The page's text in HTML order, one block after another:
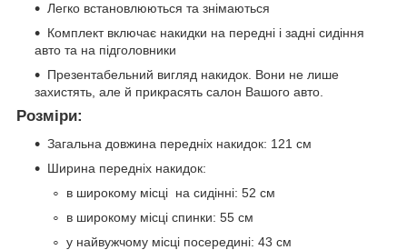
Легко встановлюються та знімаються
Комплект включає накидки на передні і задні сидіння
авто та на підголовники
Презентабельний вигляд накидок. Вони не лише
захистять, але й прикрасять салон Вашого авто.
Розміри:
Загальна довжина передніх накидок: 121 см
Ширина передніх накидок:
в широкому місці на сидінні: 52 см
в широкому місці спинки: 55 см
у найвужчому місці посередині: 43 см